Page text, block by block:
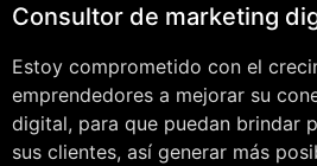
Consultor de marketing
Estoy comprometido con el
emprendedores a mejorar su
digital, para que puedan brindar
sus clientes, así generar más